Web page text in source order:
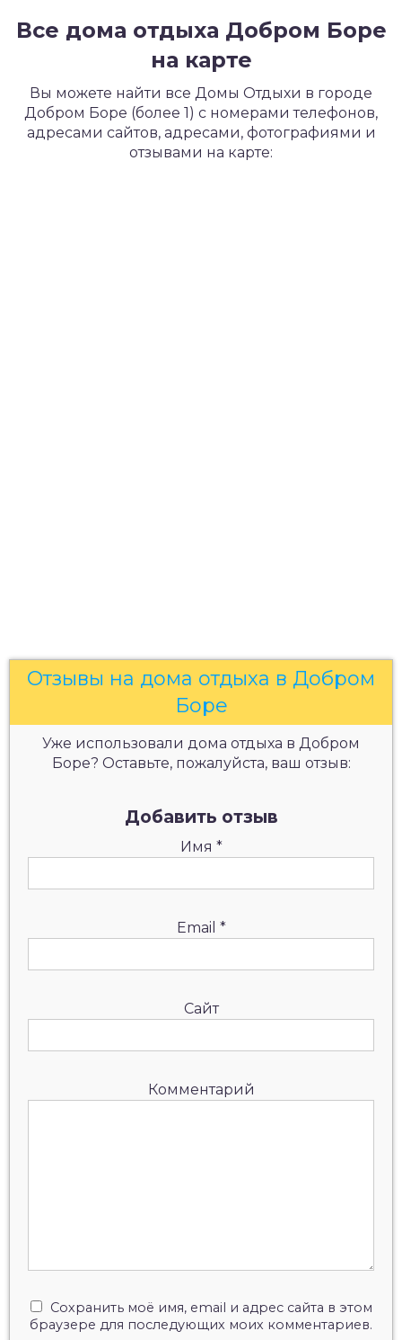
Все дома отдыха Добром Боре
на карте
Вы можете найти все Домы Отдыхи в городе
Добром Боре (более 1) с номерами телефонов,
адресами сайтов, адресами, фотографиями и
отзывами на карте:
Отзывы на дома отдыха в Добром
Боре
Уже использовали дома отдыха в Добром
Боре? Оставьте, пожалуйста, ваш отзыв:
Добавить отзыв
Имя *
Email *
Сайт
Комментарий
Сохранить моё имя, email и адрес сайта в этом
браузере для последующих моих комментариев.